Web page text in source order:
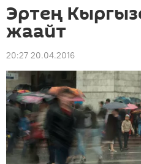
Эртең
жаайт
20:27 20.04.2016